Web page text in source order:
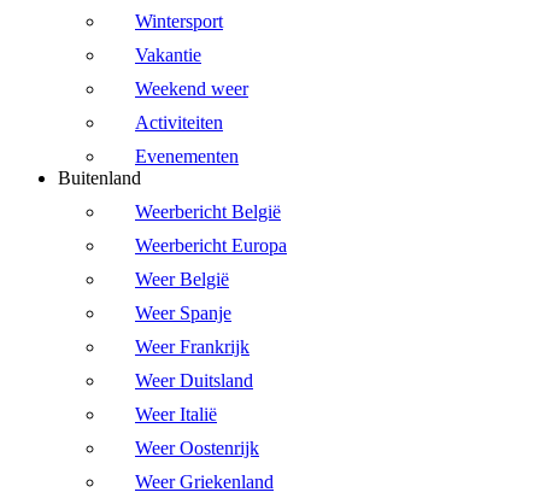
Wintersport
Vakantie
Weekend weer
Activiteiten
Evenementen
Buitenland
Weerbericht België
Weerbericht Europa
Weer België
Weer Spanje
Weer Frankrijk
Weer Duitsland
Weer Italië
Weer Oostenrijk
Weer Griekenland